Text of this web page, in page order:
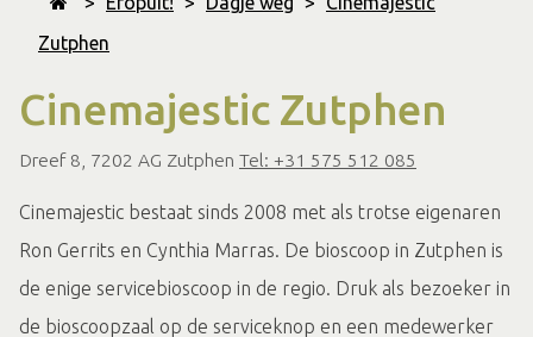
Zutphen
Cinemajestic Zutphen
Dreef 8, 7202 AG Zutphen Tel: +31 575 512 085
Cinemajestic bestaat sinds 2008 met als trotse eigenaren
Ron Gerrits en Cynthia Marras. De bioscoop in Zutphen is
de enige servicebioscoop in de regio. Druk als bezoeker in
de bioscoopzaal op de serviceknop en een medewerker